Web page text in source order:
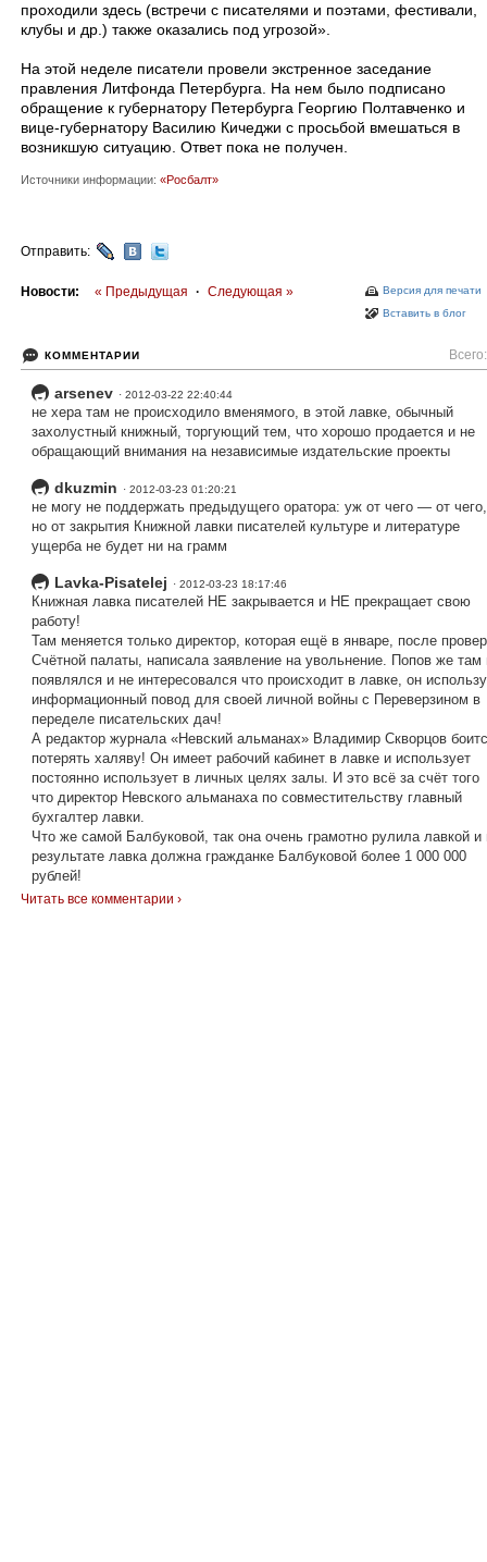
проходили здесь (встречи с писателями и поэтами, фестивали,
клубы и др.) также оказались под угрозой».
На этой неделе писатели провели экстренное заседание
правления Литфонда Петербурга. На нем было подписано
обращение к губернатору Петербурга Георгию Полтавченко и
вице-губернатору Василию Кичеджи с просьбой вмешаться в
возникшую ситуацию. Ответ пока не получен.
Источники информации: «Росбалт»
Отправить:
Версия для печати
Вставить в блог
Новости: « Предыдущая · Следующая »
КОММЕНТАРИИ Всего:
arsenev · 2012-03-22 22:40:44
не хера там не происходило вменямого, в этой лавке, обычный
захолустный книжный, торгующий тем, что хорошо продается и не
обращающий внимания на независимые издательские проекты
dkuzmin · 2012-03-23 01:20:21
не могу не поддержать предыдущего оратора: уж от чего — от чего,
но от закрытия Книжной лавки писателей культуре и литературе
ущерба не будет ни на грамм
Lavka-Pisatelej · 2012-03-23 18:17:46
Книжная лавка писателей НЕ закрывается и НЕ прекращает свою
работу!
Там меняется только директор, которая ещё в январе, после
Счётной палаты, написала заявление на увольнение. Попов же там
появлялся и не интересовался что происходит в лавке, он
информационный повод для своей личной войны с Переверзином в
переделе писательских дач!
А редактор журнала «Невский альманах» Владимир Скворцов
потерять халяву! Он имеет рабочий кабинет в лавке и использует
постоянно использует в личных целях залы. И это всё за счёт того
что директор Невского альманаха по совместительству главный
бухгалтер лавки.
Что же самой Балбуковой, так она очень грамотно рулила лавкой и
результате лавка должна гражданке Балбуковой более 1 000 000
рублей!
Читать все комментарии ›